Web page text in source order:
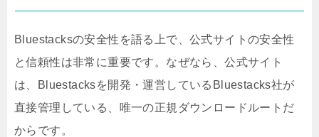
Bluestacksの安全性を語る上で、公式サイトの安全性
と信頼性は非常に重要です。なぜなら、公式サイト
は、Bluestacksを開発・運営しているBluestacks社が
直接管理している、唯一の正規ダウンロードルートだ
からです。